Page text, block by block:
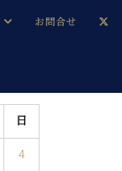
お問合せ
日
4